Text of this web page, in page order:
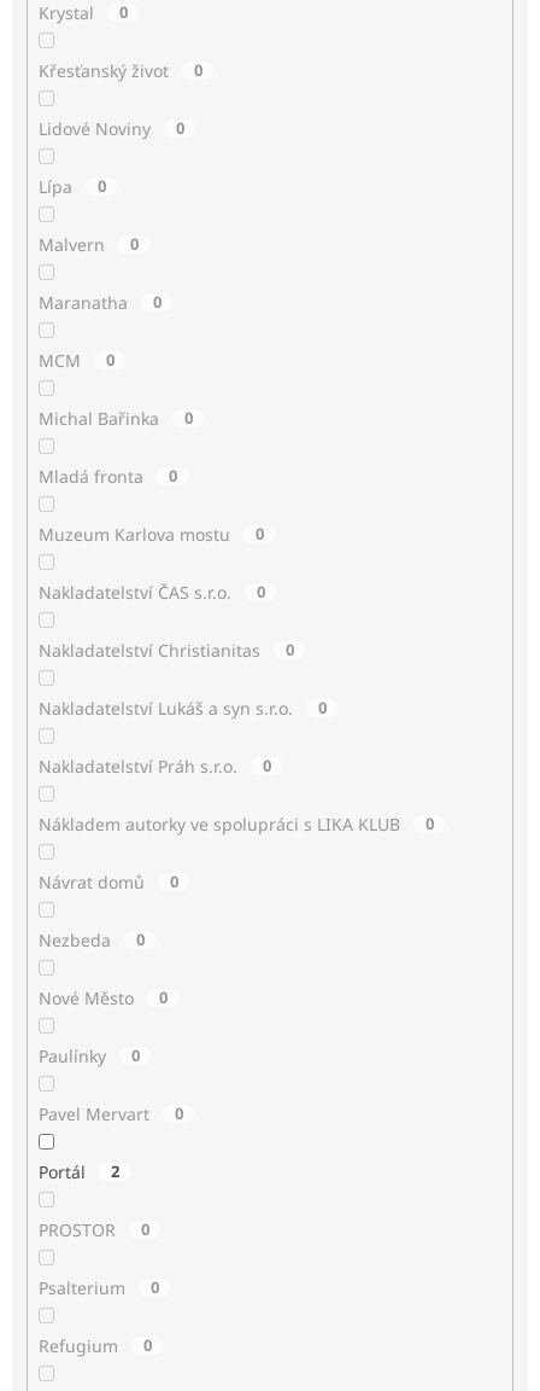
Krystal 0
Křesťanský život 0
Lidové Noviny 0
Lípa 0
Malvern 0
Maranatha 0
MCM 0
Michal Bařinka 0
Mladá fronta 0
Muzeum Karlova mostu 0
Nakladatelství ČAS s.r.o. 0
Nakladatelství Christianitas 0
Nakladatelství Lukáš a syn s.r.o. 0
Nakladatelství Práh s.r.o. 0
Nákladem autorky ve spolupráci s LIKA KLUB 0
Návrat domů 0
Nezbeda 0
Nové Město 0
Paulínky 0
Pavel Mervart 0
Portál 2
PROSTOR 0
Psalterium 0
Refugium 0